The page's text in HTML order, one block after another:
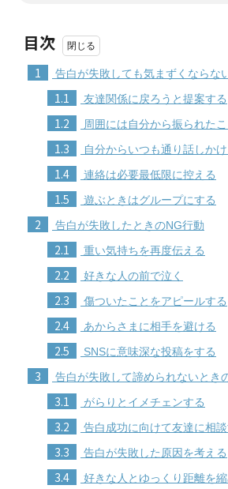
目次
1 告白が失敗しても気まずくならな
1.1 友達関係に戻ろうと提案する
1.2 周囲には自分から振られた
1.3 自分からいつも通り話しかけ
1.4 連絡は必要最低限に控える
1.5 遊ぶときはグループにする
2 告白が失敗したときのNG行動
2.1 重い気持ちを再度伝える
2.2 好きな人の前で泣く
2.3 傷ついたことをアピールする
2.4 あからさまに相手を避ける
2.5 SNSに意味深な投稿をする
3 告白が失敗して諦められないとき
3.1 がらりとイメチェンする
3.2 告白成功に向けて友達に相
3.3 告白が失敗した原因を考える
3.4 好きな人とゆっくり距離を